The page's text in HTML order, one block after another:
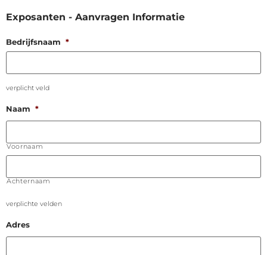
Exposanten - Aanvragen Informatie
Bedrijfsnaam *
verplicht veld
Naam *
Voornaam
Achternaam
verplichte velden
Adres